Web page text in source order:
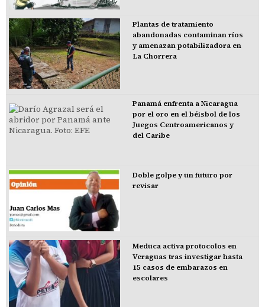
Plantas de tratamiento
abandonadas contaminan ríos
y amenazan potabilizadora en
La Chorrera
Panamá enfrenta a Nicaragua
por el oro en el béisbol de los
Juegos Centroamericanos y
del Caribe
Doble golpe y un futuro por
revisar
Meduca activa protocolos en
Veraguas tras investigar hasta
15 casos de embarazos en
escolares